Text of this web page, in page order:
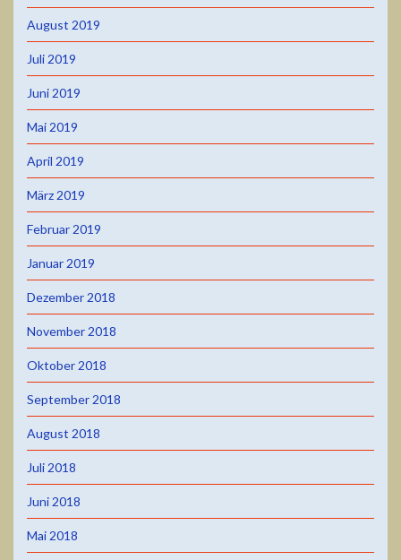
August 2019
Juli 2019
Juni 2019
Mai 2019
April 2019
März 2019
Februar 2019
Januar 2019
Dezember 2018
November 2018
Oktober 2018
September 2018
August 2018
Juli 2018
Juni 2018
Mai 2018